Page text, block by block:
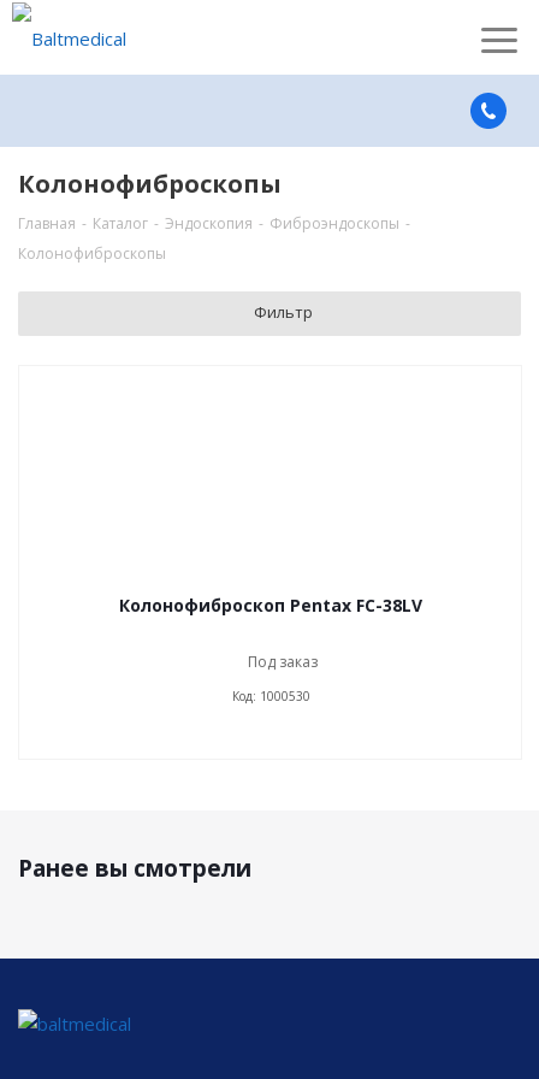
Колонофиброскопы
Главная - Каталог - Эндоскопия - Фиброэндоскопы -
Колонофиброскопы
Фильтр
Колонофиброскоп Pentax FC-38LV
Под заказ
Код: 1000530
Ранее вы смотрели